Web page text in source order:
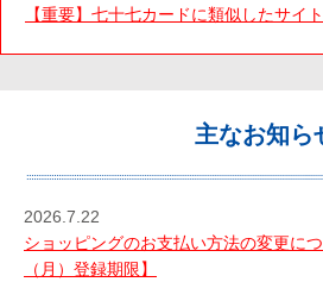
【重要】七十七カードに類似したサイ
主なお知ら
2026.7.22
ショッピングのお支払い方法の変更に
（月）登録期限】